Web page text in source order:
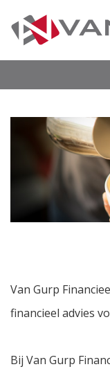
Van Gurp
financieel advies
Bij Van Gurp